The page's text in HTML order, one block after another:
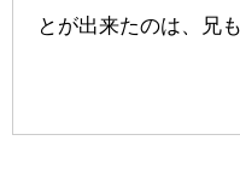
とが出来たのは、兄